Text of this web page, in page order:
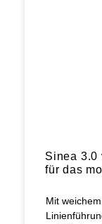
Sinea 3.0
für das
Mit